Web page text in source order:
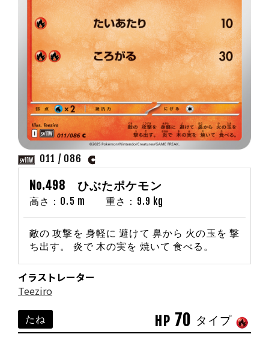
011 / 086
No.498 ひぶたポケモン
高さ：0.5 m 重さ：9.9 kg
敵の 攻撃を 身軽に 避けて 鼻から 火の玉を 撃
ち出す。 炎で 木の実を 焼いて 食べる。
イラストレーター
Teeziro
たね HP 70 タイプ